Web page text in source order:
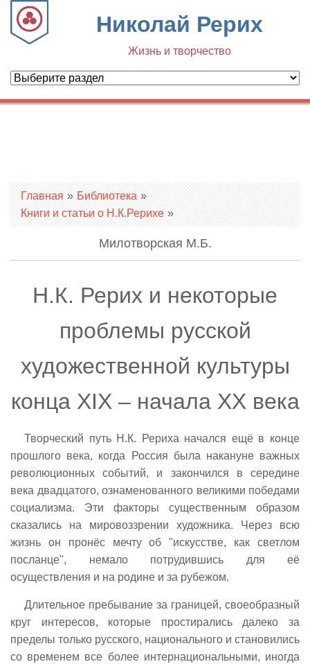
Николай Рерих
Жизнь и творчество
Вы здесь
Главная » Библиотека »
Книги и статьи о Н.К.Рерихе »
Милотворская М.Б.
Н.К. Рерих и некоторые
проблемы русской
художественной культуры
конца XIX – начала XX века
Творческий путь Н.К. Рериха начался ещё в конце
прошлого века, когда Россия была накануне важных
революционных событий, и закончился в середине
века двадцатого, ознаменованного великими победами
социализма. Эти факторы существенным образом
сказались на мировоззрении художника. Через всю
жизнь он пронёс мечту об "искусстве, как светлом
посланце", немало потрудившись для её
осуществления и на родине и за рубежом.
Длительное пребывание за границей, своеобразный
круг интересов, которые простирались далеко за
пределы только русского, национального и становились
со временем все более интернациональными, иногда